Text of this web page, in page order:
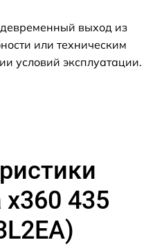
выход из
или техническим
условий эксплуатации.
x360 435